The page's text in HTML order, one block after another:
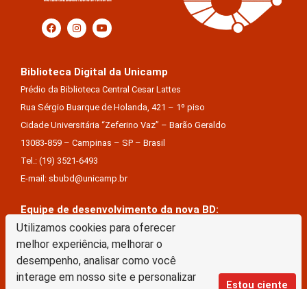
Utilizamos cookies para oferecer
melhor experiência, melhorar o
desempenho, analisar como você
interage em nosso site e personalizar
Estou ciente
Biblioteca Digital da Unicamp
Prédio da Biblioteca Central Cesar Lattes
Rua Sérgio Buarque de Holanda, 421 – 1º piso
Cidade Universitária “Zeferino Vaz” – Barão Geraldo
13083-859 – Campinas – SP – Brasil
Tel.: (19) 3521-6493
E-mail: sbubd@unicamp.br
Equipe de desenvolvimento da nova BD:
Keite Aparecida Duarte
Márcio Vinícius De Jesus Almeida
Saul Victor De Castro E Silva